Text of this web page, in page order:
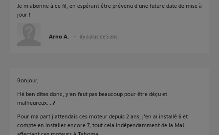
Je m'abonne à ce fil, en espérant être prévenu d'une future date de mise à
jour !
Arno A. il y a plus de 5 ans
Bonjour,
Hé ben dites donc, y'en faut pas beaucoup pour être déçu et
malheureux....?
Pour ma part j'attendais ces moteur depuis 2 ans, j'en ai installé 6 et
compte en installer encore 7, tout cela indépendamment de la MaJ
affectant ces moteurs à Tahoma.